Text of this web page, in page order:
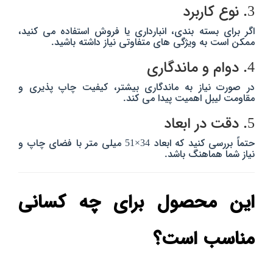
3. نوع کاربرد
اگر برای بسته‌ بندی، انبارداری یا فروش استفاده می‌ کنید،
ممکن است به ویژگی‌ های متفاوتی نیاز داشته باشید.
4. دوام و ماندگاری
در صورت نیاز به ماندگاری بیشتر، کیفیت چاپ‌ پذیری و
مقاومت لیبل اهمیت پیدا می‌ کند.
5. دقت در ابعاد
حتماً بررسی کنید که ابعاد 34×51 میلی‌ متر با فضای چاپ و
نیاز شما هماهنگ باشد.
این محصول برای چه کسانی
مناسب است؟